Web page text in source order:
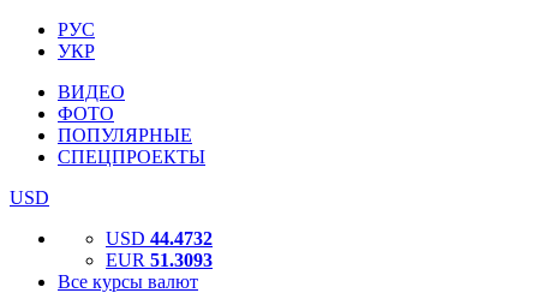
РУС
УКР
ВИДЕО
ФОТО
ПОПУЛЯРНЫЕ
СПЕЦПРОЕКТЫ
USD
USD 44.4732
EUR 51.3093
Все курсы валют